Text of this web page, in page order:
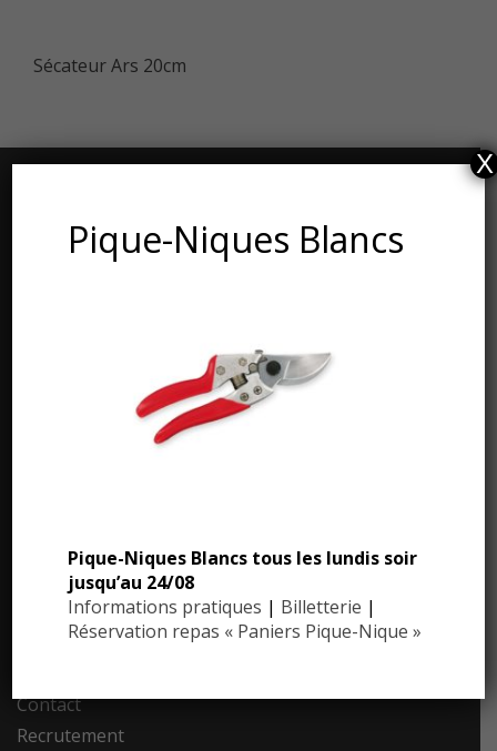
Sécateur Ars 20cm
Téléphone : 05.53.28.99.71
Email : contact@eyrignac.com
Dossier de presse
Communiqués de presse
Photothèque
Contact
Recrutement
Pique-Niques Blancs
Pique-Niques Blancs tous les lundis soir
jusqu’au 24/08
Informations pratiques | Billetterie |
Réservation repas « Paniers Pique-Nique »
X